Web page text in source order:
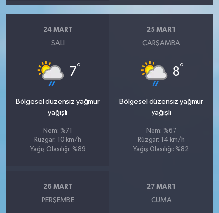
24 MART
SALI
7°
Bölgesel düzensiz yağmur
yağışlı
Nem: %71
Rüzgar: 10 km/h
Yağış Olasılığı: %89
25 MART
ÇARŞAMBA
8°
Bölgesel düzensiz yağmur
yağışlı
Nem: %67
Rüzgar: 14 km/h
Yağış Olasılığı: %82
26 MART
PERŞEMBE
27 MART
CUMA